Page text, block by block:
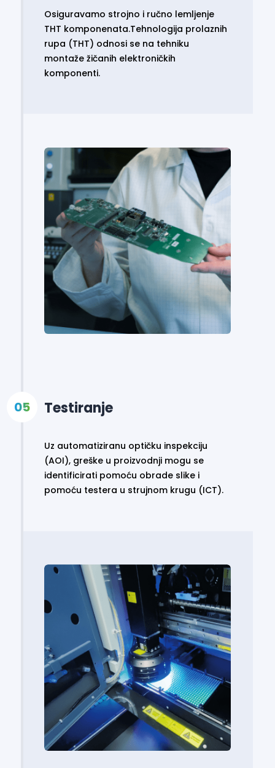
Osiguravamo strojno i ručno lemljenje
THT komponenata.Tehnologija prolaznih
rupa (THT) odnosi se na tehniku
montaže žičanih elektroničkih
komponenti.
Testiranje
Uz automatiziranu optičku inspekciju
(AOI), greške u proizvodnji mogu se
identificirati pomoću obrade slike i
pomoću testera u strujnom krugu (ICT).